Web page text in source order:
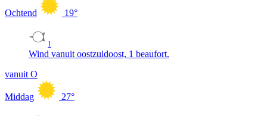
Ochtend 19°
1
Wind vanuit oostzuidoost, 1 beaufort.
vanuit O
Middag 27°